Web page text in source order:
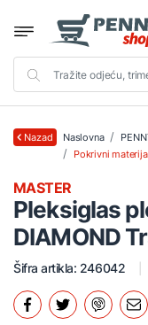
Nazad Naslovna
Pokrivni
Pleksiglas
DIAMOND
MASTER
Šifra artikla: 246042